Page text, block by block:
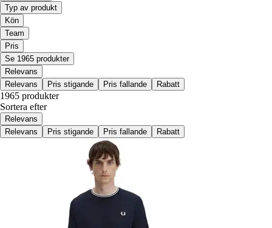
Typ av produkt
Kön
Team
Pris
Se 1965 produkter
Relevans
Relevans
Pris stigande Pris fallande Rabatt
1965 produkter
Sortera efter
Relevans
Relevans
Pris stigande Pris fallande Rabatt